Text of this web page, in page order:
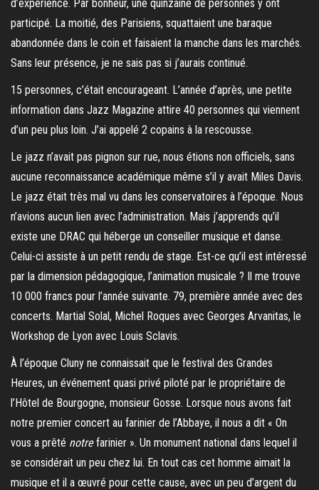
d’expérience. Par bonheur, une quinzaine de personnes y ont
participé. La moitié, des Parisiens, squattaient une baraque
abandonnée dans le coin et faisaient la manche dans les marchés.
Sans leur présence, je ne sais pas si j’aurais continué.
15 personnes, c’était encourageant. L’année d’après, une petite
information dans Jazz Magazine attire 40 personnes qui viennent
d’un peu plus loin. J’ai appelé 2 copains à la rescousse.
Le jazz n’avait pas pignon sur rue, nous étions non officiels, sans
aucune reconnaissance académique même s’il y avait Miles Davis.
Le jazz était très mal vu dans les conservatoires à l’époque. Nous
n’avions aucun lien avec l’administration. Mais j’apprends qu’il
existe une DRAC qui héberge un conseiller musique et danse.
Celui-ci assiste à un petit rendu de stage. Est-ce qu’il est intéressé
par la dimension pédagogique, l’animation musicale ? Il me trouve
10 000 francs pour l’année suivante. 79, première année avec des
concerts. Martial Solal, Michel Roques avec Georges Arvanitas, le
Workshop de Lyon avec Louis Sclavis.
À l’époque Cluny ne connaissait que le festival des Grandes
Heures, un événement quasi privé piloté par le propriétaire de
l’Hôtel de Bourgogne, monsieur Gosse. Lorsque nous avons fait
notre premier concert au farinier de l’Abbaye, il nous a dit « On
vous a prêté notrefarinier ». Un monument national dans lequel il
se considérait un peu chez lui. En tout cas cet homme aimait la
musique et il a œuvré pour cette cause, avec un peu d’argent du